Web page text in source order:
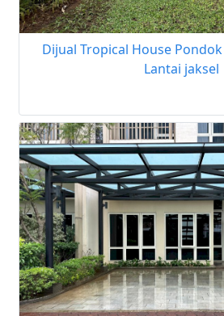
Dijual Tropical House
Lantai jaksel